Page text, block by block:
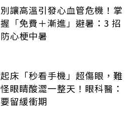
別讓高溫引發心血管危機！掌
握「免費＋漸進」避暑：3 招
防心梗中暑
起床「秒看手機」超傷眼，難
怪眼睛酸澀一整天！眼科醫：
要留緩衝期